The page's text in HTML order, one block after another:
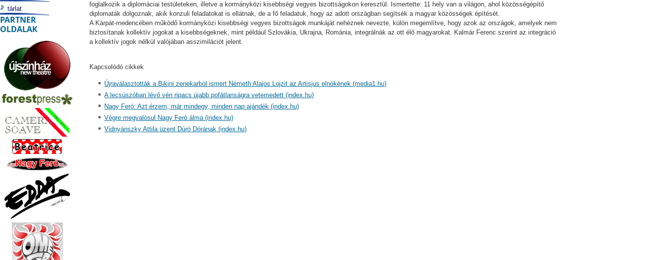
foglalkozik a diplomáciai testületeken, illetve a kormányközi kisebbségi vegyes bizottságokon keresztül. Ismertette: 11 hely van a világon, ahol közösségépítő
diplomaták dolgoznak, akik konzuli feladatokat is ellátnak, de a fő feladatuk, hogy az adott országban segítsék a magyar közösségek építését.
A Kárpát-medencében működő kormányközi kisebbségi vegyes bizottságok munkáját nehéznek nevezte, külön megemlítve, hogy azok az országok, amelyek nem
biztosítanak kollektív jogokat a kisebbségeknek, mint például Szlovákia, Ukrajna, Románia, integrálnák az ott élő magyarokat. Kalmár Ferenc szerint az integráció
a kollektív jogok nélkül valójában asszimilációt jelent.
Kapcsolódó cikkek
Újraválasztották a Bikini zenekarból ismert Németh Alajos Lojzit az Artisjus elnökének (media1.hu)
A lecsúszóban lévő vén ripacs újabb pofátlanságra vetemedett (index.hu)
Nagy Feró: Azt érzem, már mindegy, minden nap ajándék (index.hu)
Végre megvalósul Nagy Feró álma (index.hu)
Vidnyánszky Attila üzent Dúró Dórának (index.hu)
tárlat
PARTNER
OLDALAK